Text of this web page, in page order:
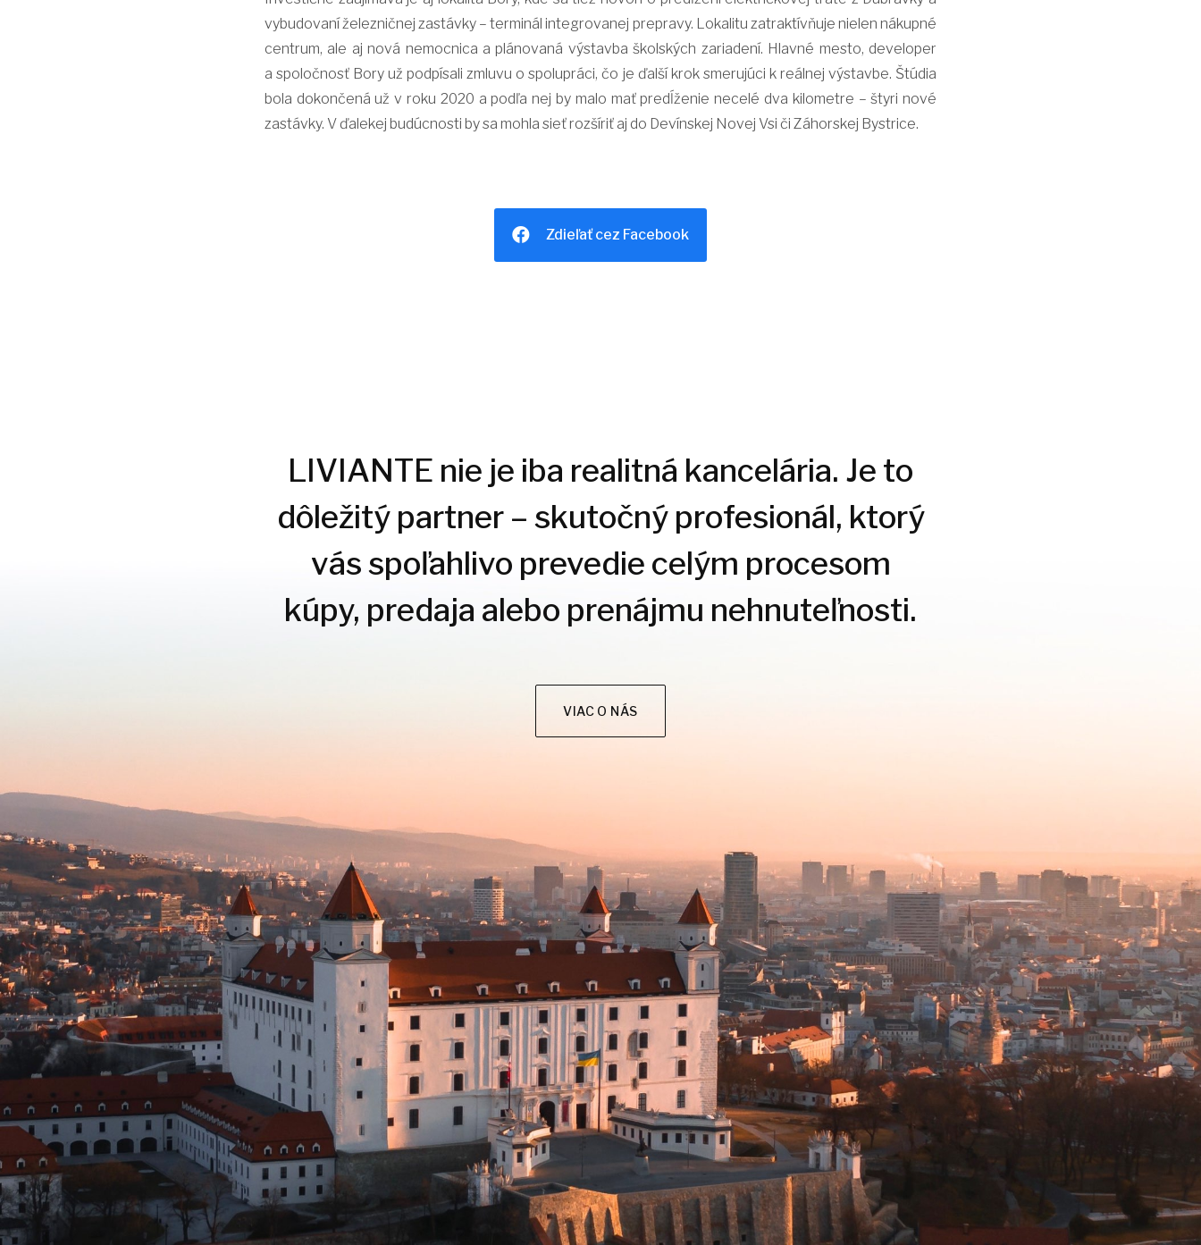
vybudovaní železničnej zastávky – terminál integrovanej prepravy. Lokalitu zatraktívňuje nielen nákupné
centrum, ale aj nová nemocnica a plánovaná výstavba školských zariadení. Hlavné mesto, developer
a spoločnosť Bory už podpísali zmluvu o spolupráci, čo je ďalší krok smerujúci k reálnej výstavbe. Štúdia
bola dokončená už v roku 2020 a podľa nej by malo mať predĺženie necelé dva kilometre – štyri nové
zastávky. V ďalekej budúcnosti by sa mohla sieť rozšíriť aj do Devínskej Novej Vsi či Záhorskej Bystrice.
Zdieľať cez Facebook
LIVIANTE nie je iba realitná kancelária. Je to
dôležitý partner – skutočný profesionál, ktorý
vás spoľahlivo prevedie celým procesom
kúpy, predaja alebo prenájmu nehnuteľnosti.
VIAC O NÁS